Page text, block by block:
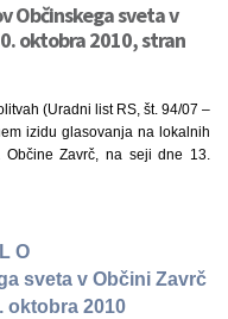
Občinskega sveta v
oktobra 2010, stran
(Uradni list RS, št. 94/07 –
izidu glasovanja na lokalnih
Občine Zavrč, na seji dne 13.
O
sveta v Občini Zavrč
oktobra 2010